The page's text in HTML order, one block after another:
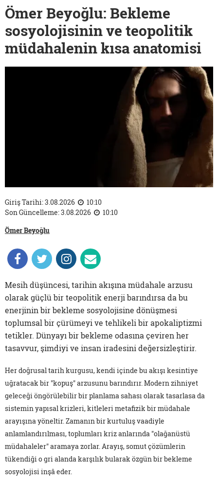
Ömer Beyoğlu: Bekleme
sosyolojisinin ve teopolitik
müdahalenin kısa anatomisi
Giriş Tarihi: 3.08.2026
10:10
Son Güncelleme: 3.08.2026
10:10
Ömer Beyoğlu
Mesih düşüncesi, tarihin akışına müdahale arzusu
olarak güçlü bir teopolitik enerji barındırsa da bu
enerjinin bir bekleme sosyolojisine dönüşmesi
toplumsal bir çürümeyi ve tehlikeli bir apokaliptizmi
tetikler. Dünyayı bir bekleme odasına çeviren her
tasavvur, şimdiyi ve insan iradesini değersizleştirir.
Her doğrusal tarih kurgusu, kendi içinde bu akışı kesintiye
uğratacak bir "kopuş" arzusunu barındırır. Modern zihniyet
geleceği öngörülebilir bir planlama sahası olarak tasarlasa da
sistemin yapısal krizleri, kitleleri metafizik bir müdahale
arayışına yöneltir. Zamanın bir kurtuluş vaadiyle
anlamlandırılması, toplumları kriz anlarında "olağanüstü
müdahaleler" aramaya zorlar. Arayış, somut çözümlerin
tükendiği o gri alanda karşılık bularak özgün bir bekleme
sosyolojisi inşâ eder.